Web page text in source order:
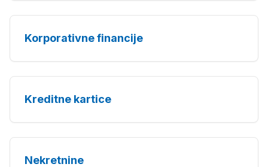
Korporativne financije
Kreditne kartice
Nekretnine